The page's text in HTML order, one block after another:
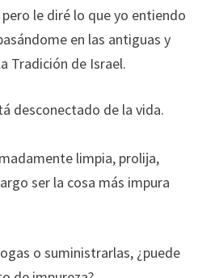
le diré lo que yo entiendo
en las antiguas y
Tradición de Israel.
desconectado de la vida.
limpia, prolija,
ser la cosa más impura
o suministrarlas, ¿puede